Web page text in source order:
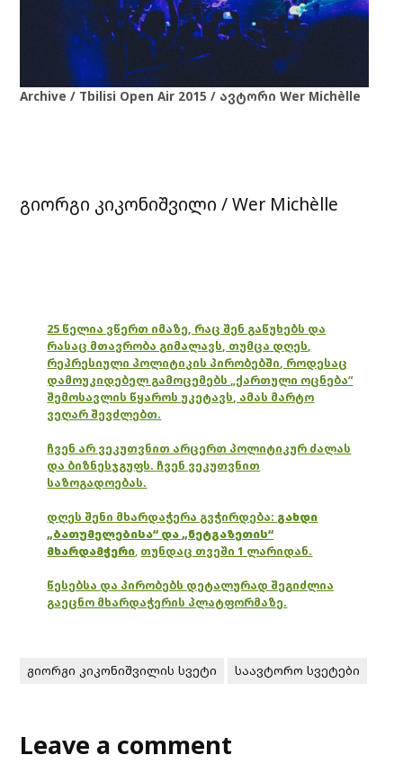
Archive / Tbilisi Open Air 2015 / ავტორი Wer Michèlle
გიორგი კიკონიშვილი / Wer Michèlle
25 წელია ვწერთ იმაზე, რაც შენ გაწუხებს და
რასაც მთავრობა გიმალავს, თუმცა დღეს,
რეპრესიული პოლიტიკის პირობებში, როდესაც
დამოუკიდებელ გამოცემებს „ქართული ოცნება“
შემოსავლის წყაროს უკეტავს, ამას მარტო
ვეღარ შევძლებთ.
ჩვენ არ ვეკუთვნით არცერთ პოლიტიკურ ძალას
და ბიზნესჯგუფს. ჩვენ ვეკუთვნით
საზოგადოებას.
დღეს შენი მხარდაჭერა გვჭირდება: გახდი
„ბათუმელებისა“ და „ნეტგაზეთის“
მხარდამჭერი, თუნდაც თვეში 1 ლარიდან.
წესებსა და პირობებს დეტალურად შეგიძლია
გაეცნო მხარდაჭერის პლატფორმაზე.
გიორგი კიკონიშვილის სვეტი საავტორო სვეტები
Leave a comment